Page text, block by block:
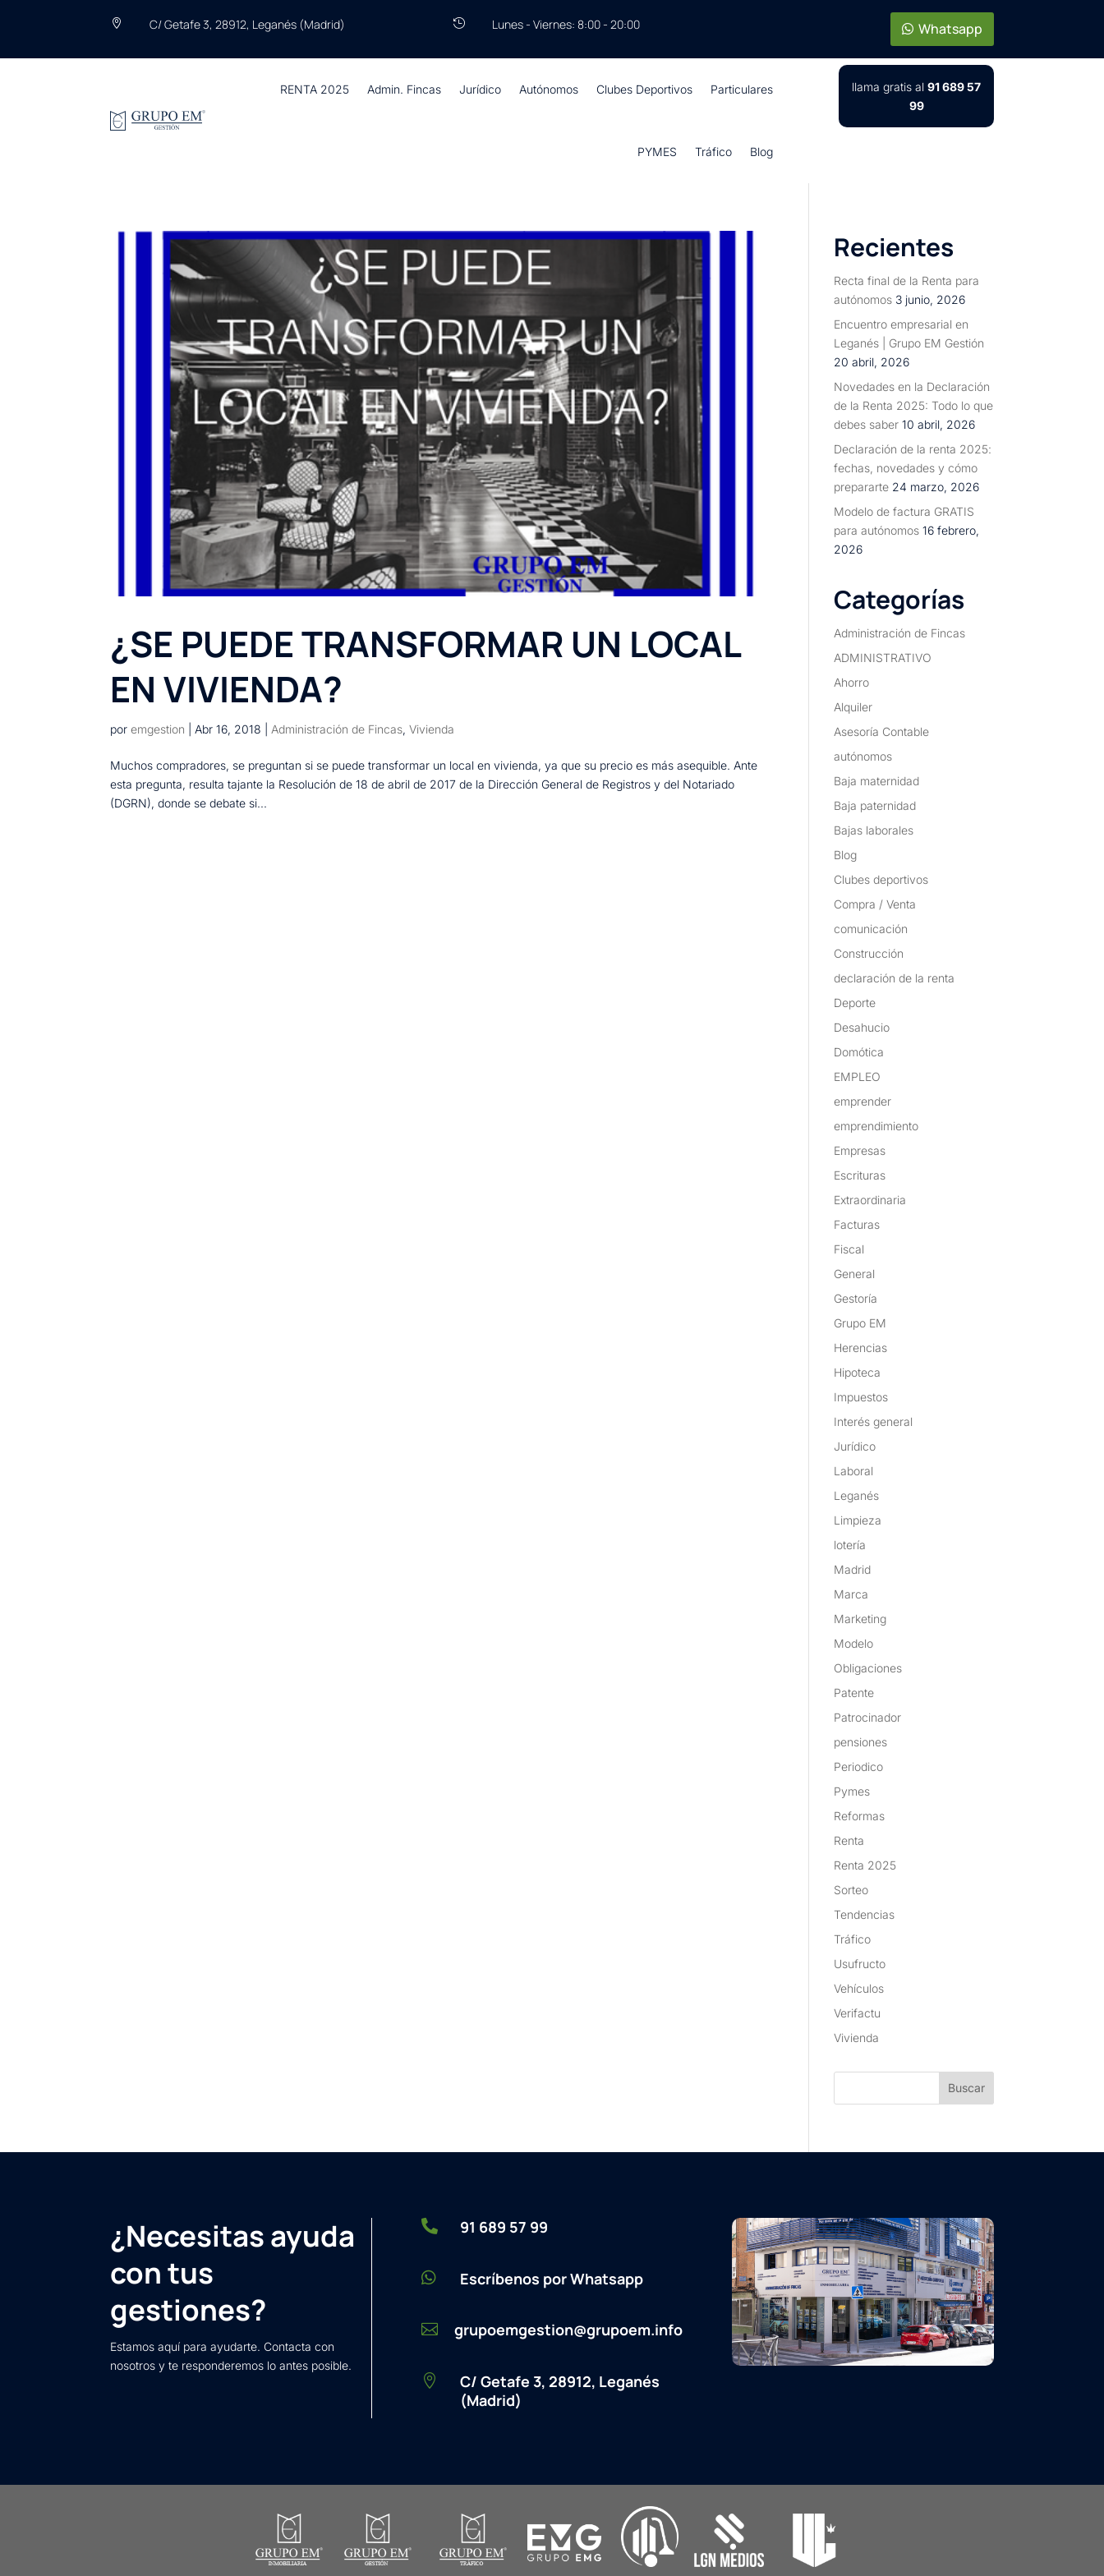
 C/ Getafe 3, 28912, Leganés (Madrid)  Lunes - Viernes: 8:00 - 20:00 Whatsapp
RENTA 2025 Admin. Fincas Jurídico Autónomos Clubes Deportivos Particulares
PYMES Tráfico Blog
llama gratis al91 689 57
99
¿SE PUEDE TRANSFORMAR UN LOCAL
EN VIVIENDA?
poremgestion Abr 16, 2018 Administración de Fincas,Vivienda
Muchos compradores, se preguntan si se puede transformar un local en vivienda, ya que su precio es más asequible. Ante
esta pregunta, resulta tajante la Resolución de 18 de abril de 2017 de la Dirección General de Registros y del Notariado
(DGRN), donde se debate si...
Recientes
Recta final de la Renta para
autónomos 3 junio, 2026
Encuentro empresarial en
Leganés | Grupo EM Gestión
20 abril, 2026
Novedades en la Declaración
de la Renta 2025: Todo lo que
debes saber 10 abril, 2026
Declaración de la renta 2025:
fechas, novedades y cómo
prepararte 24 marzo, 2026
Modelo de factura GRATIS
para autónomos 16 febrero,
2026
Categorías
Administración de Fincas
ADMINISTRATIVO
Ahorro
Alquiler
Asesoría Contable
autónomos
Baja maternidad
Baja paternidad
Bajas laborales
Blog
Clubes deportivos
Compra / Venta
comunicación
Construcción
declaración de la renta
Deporte
Desahucio
Domótica
EMPLEO
emprender
emprendimiento
Empresas
Escrituras
Extraordinaria
Facturas
Fiscal
General
Gestoría
Grupo EM
Herencias
Hipoteca
Impuestos
Interés general
Jurídico
Laboral
Leganés
Limpieza
lotería
Madrid
Marca
Marketing
Modelo
Obligaciones
Patente
Patrocinador
pensiones
Periodico
Pymes
Reformas
Renta
Renta 2025
Sorteo
Tendencias
Tráfico
Usufructo
Vehículos
Verifactu
Vivienda
¿Necesitas ayuda
con tus
gestiones?
Estamos aquí para ayudarte. Contacta con
nosotros y te responderemos lo antes posible.
 91 689 57 99
 Escríbenos por Whatsapp
 grupoemgestion@grupoem.info

C/ Getafe 3, 28912, Leganés
(Madrid)